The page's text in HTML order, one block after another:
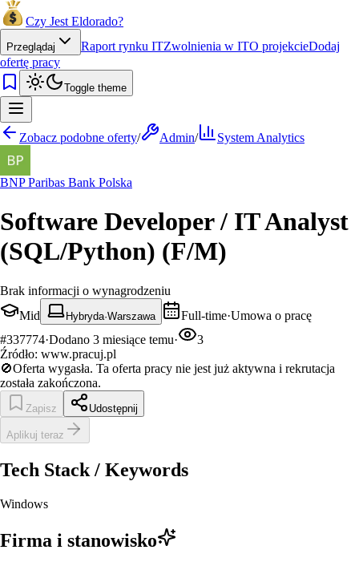
Czy Jest Eldorado?
Przeglądaj Raport rynku ITZwolnienia w ITO projekcieDodaj
ofertę pracy
Toggle theme
Zobacz podobne oferty/ Admin/ System Analytics
BNP Paribas Bank Polska
Software Developer / IT Analyst
(SQL/Python) (F/M)
Brak informacji o wynagrodzeniu
Mid
Hybryda·Warszawa Full-time·Umowa o pracę
#337774·Dodano 3 miesiące temu·
3
Źródło: www.pracuj.pl
🚫Oferta wygasła. Ta oferta pracy nie jest już aktywna i rekrutacja
została zakończona.
Zapisz Udostępnij
Aplikuj teraz
Tech Stack / Keywords
Windows
Firma i stanowisko